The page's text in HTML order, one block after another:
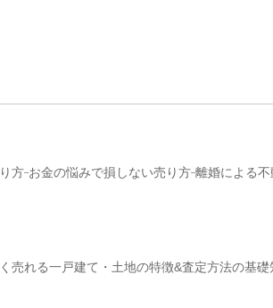
方 お金の悩みで損しない売り方 離婚による
売れる一戸建て・土地の特徴&査定方法の基礎